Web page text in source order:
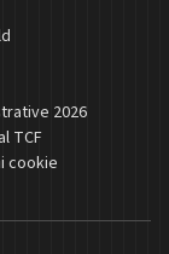
2026
TCF
cookie